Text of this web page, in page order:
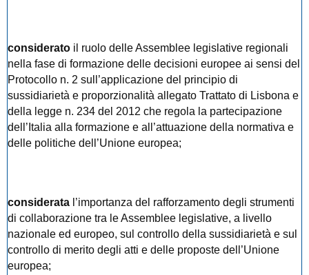
considerato il ruolo delle Assemblee legislative regionali
nella fase di formazione delle decisioni europee ai sensi del
Protocollo n. 2 sull’applicazione del principio di
sussidiarietà e proporzionalità allegato Trattato di Lisbona e
della legge n. 234 del 2012 che regola la partecipazione
dell’Italia alla formazione e all’attuazione della normativa e
delle politiche dell’Unione europea;
considerata l’importanza del rafforzamento degli strumenti
di collaborazione tra le Assemblee legislative, a livello
nazionale ed europeo, sul controllo della sussidiarietà e sul
controllo di merito degli atti e delle proposte dell’Unione
europea;